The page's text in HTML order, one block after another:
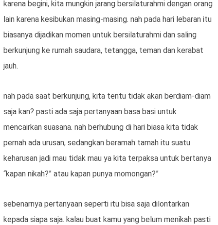
karena begini, kita mungkin jarang bersilaturahmi dengan orang
lain karena kesibukan masing-masing. nah pada hari lebaran itu
biasanya dijadikan momen untuk bersilaturahmi dan saling
berkunjung ke rumah saudara, tetangga, teman dan kerabat
jauh.
nah pada saat berkunjung, kita tentu tidak akan berdiam-diam
saja kan? pasti ada saja pertanyaan basa basi untuk
mencairkan suasana. nah berhubung di hari biasa kita tidak
pernah ada urusan, sedangkan beramah tamah itu suatu
keharusan jadi mau tidak mau ya kita terpaksa untuk bertanya
“kapan nikah?” atau kapan punya momongan?”
sebenarnya pertanyaan seperti itu bisa saja dilontarkan
kepada siapa saja. kalau buat kamu yang belum menikah pasti